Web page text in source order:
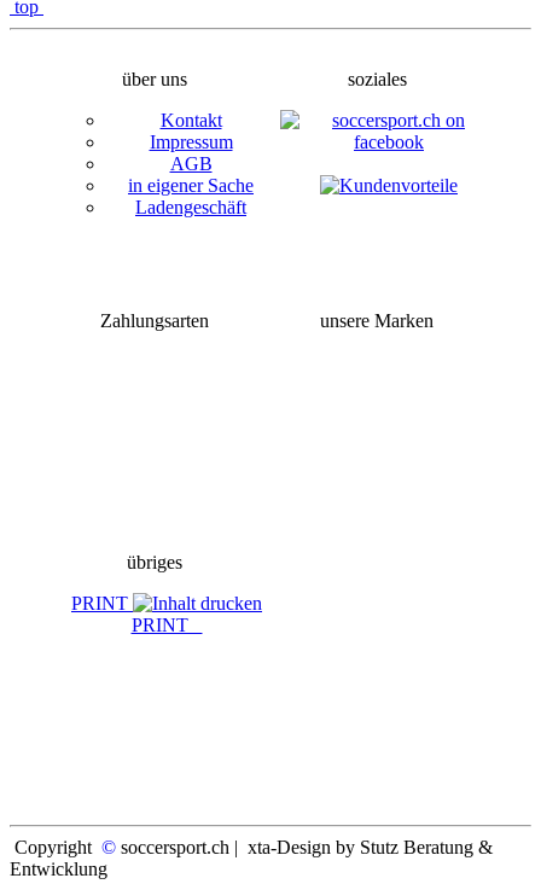
top
über uns
Kontakt
Impressum
AGB
in eigener Sache
Ladengeschäft
soziales
Zahlungsarten unsere Marken
übriges
PRINT
PRINT
Copyright © soccersport.ch | xta-Design by Stutz Beratung &
Entwicklung